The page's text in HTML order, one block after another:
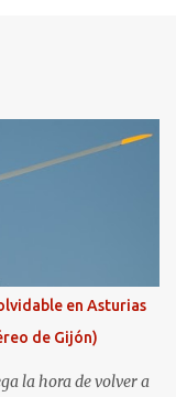
en Asturias
de Gijón)
la hora de volver a